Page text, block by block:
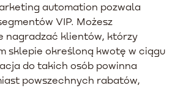
automation pozwala
VIP. Możesz
nagradzać klientów, którzy
sklepie określoną kwotę w ciągu
do takich osób powinna
powszechnych rabatów,